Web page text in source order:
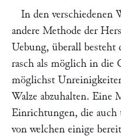
In den verschiedenen
andere Methode der
Uebung, überall besteht
rasch als möglich in die
möglichst
Walze abzuhalten. Eine
Einrichtungen, die auch
von welchen einige